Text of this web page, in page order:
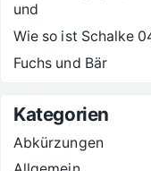
und
Wie so ist Schalke
Fuchs und Bär
Kategorien
Abkürzungen